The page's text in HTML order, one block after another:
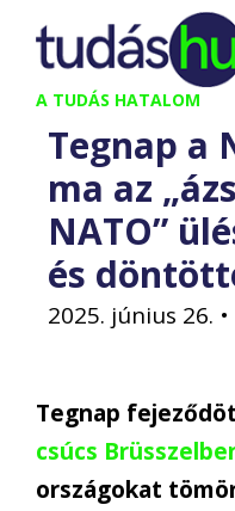
Kilépés
tartalomba
A TUDÁS HATALOM
Tegnap a
ma az
NATO”
és
2025. június 26. •
Tegnap
csúcs
országokat